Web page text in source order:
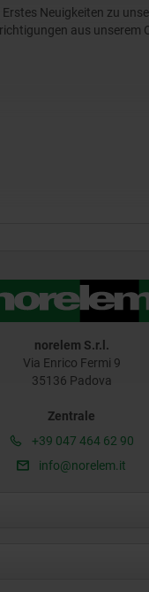
Erstes Neuigkeiten zu
aus unserem
norelem S.r.l.
Via Enrico Fermi 9
35136 Padova
Zentrale
+39 047 464 62 90
info@norelem.it